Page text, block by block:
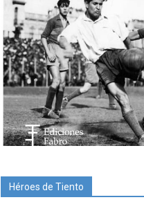
Héroes de Tiento